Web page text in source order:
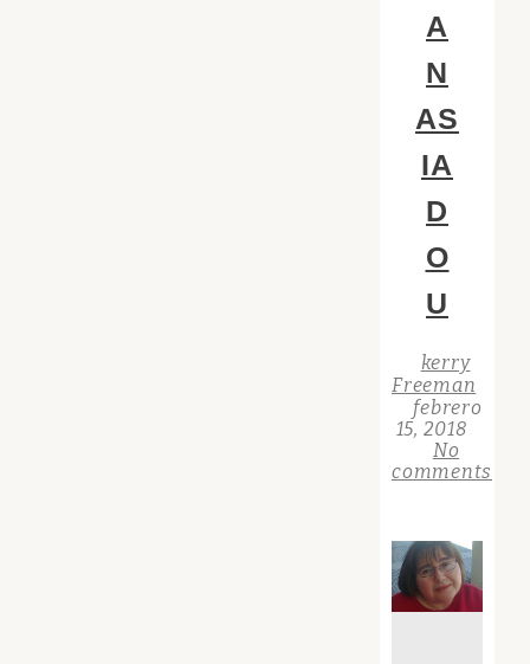
A
N
AS
IA
D
O
U
kerry
Freeman
febrero
15, 2018
No
comments